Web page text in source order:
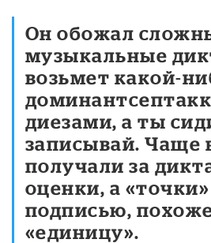
Он обожал
музыкальные
возьмет какой-
диезами, а ты
записывай. Чаще
получали за
оценки, а «точки»
подписью,
«единицу».